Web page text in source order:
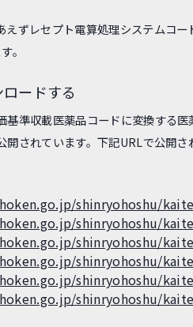
ずレセプト電算処理システムコ
。
ードする
基準収載医薬品コードに変換する
開されています。下記URLで公開
shinryohoshu/
shinryohoshu/
shinryohoshu/
shinryohoshu/
shinryohoshu/
shinryohoshu/